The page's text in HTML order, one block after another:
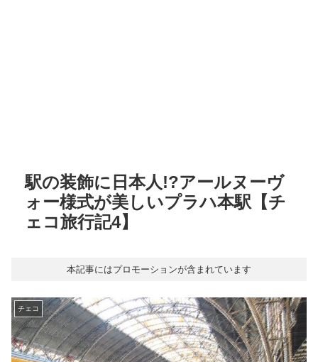
駅の装飾に日本人!?アールヌーヴ
ォー様式が美しいプラハ本駅【チ
ェコ旅行記4】
本記事にはプロモーションが含まれています
チェコ